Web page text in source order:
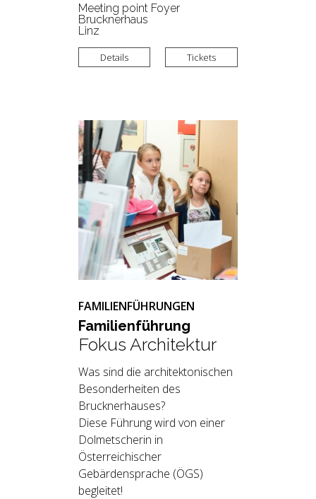
Meeting point Foyer
Brucknerhaus
Linz
Details Tickets
FAMILIENFÜHRUNGEN
Fa­mi­li­en­füh­rung
Fokus Architektur
Was sind die architektonischen
Besonderheiten des
Brucknerhauses?
Diese Führung wird von einer
Dolmetscherin in
Österreichischer
Gebärdensprache (ÖGS)
begleitet!